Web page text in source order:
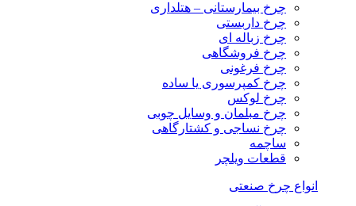
چرخ بیمارستانی – هتلداری
چرخ داربستی
چرخ زباله ای
چرخ فروشگاهی
چرخ فرغونی
چرخ کمپرسوری یا ساده
چرخ لوکس
چرخ مبلمان و وسایل چوبی
چرخ نساجی و کشتارگاهی
ساچمه
قطعات ویلچر
انواع چرخ صنعتی